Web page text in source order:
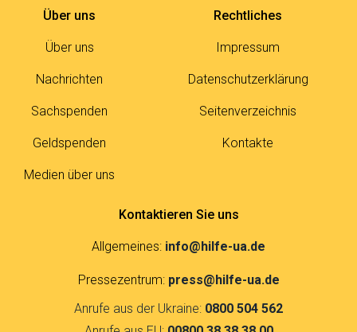
Über uns
Über uns
Nachrichten
Sachspenden
Geldspenden
Medien über uns
Rechtliches
Impressum
Datenschutzerklärung
Seitenverzeichnis
Kontakte
Kontaktieren Sie uns
Allgemeines: info@hilfe-ua.de
Pressezentrum: press@hilfe-ua.de
Anrufe aus der Ukraine: 0800 504 562